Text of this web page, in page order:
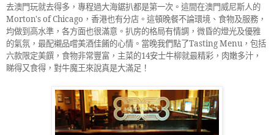
去澳門玩就去得多，專程過大海鋸扒都是第一次。這間在澳門威尼斯人的
Morton's of Chicago ，香港也有分店。這頓晚餐不論環境、食物及服務，
均做到高水準，各方面也很滿意。 扒房的格局有情調，微昏的燈光及優雅
的氣氛，最配襯品嚐美酒佳餚的心情。當晚我們點了Tasting Menu ，包括
六款限定美饌，食物非常豐富，主菜的14安士牛柳就最精彩，肉嫩多汁，
睇得又食得，對牛魔王來說真是大滿足！